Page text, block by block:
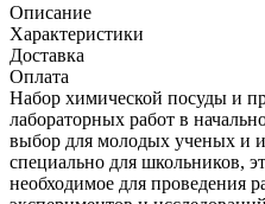
Описание
Характеристики
Доставка
Оплата
Набор химической посуды и
лабораторных работ в
выбор для молодых ученых и
специально для школьников,
необходимое для проведения